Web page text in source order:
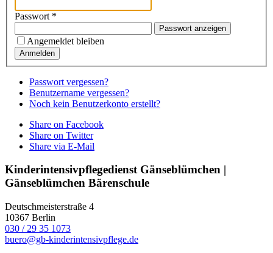
Passwort *
Passwort anzeigen
Angemeldet bleiben
Anmelden
Passwort vergessen?
Benutzername vergessen?
Noch kein Benutzerkonto erstellt?
Share on Facebook
Share on Twitter
Share via E-Mail
Kinderintensivpflegedienst Gänseblümchen |
Gänseblümchen Bärenschule
Deutschmeisterstraße 4
10367 Berlin
030 / 29 35 1073
buero@gb-kinderintensivpflege.de